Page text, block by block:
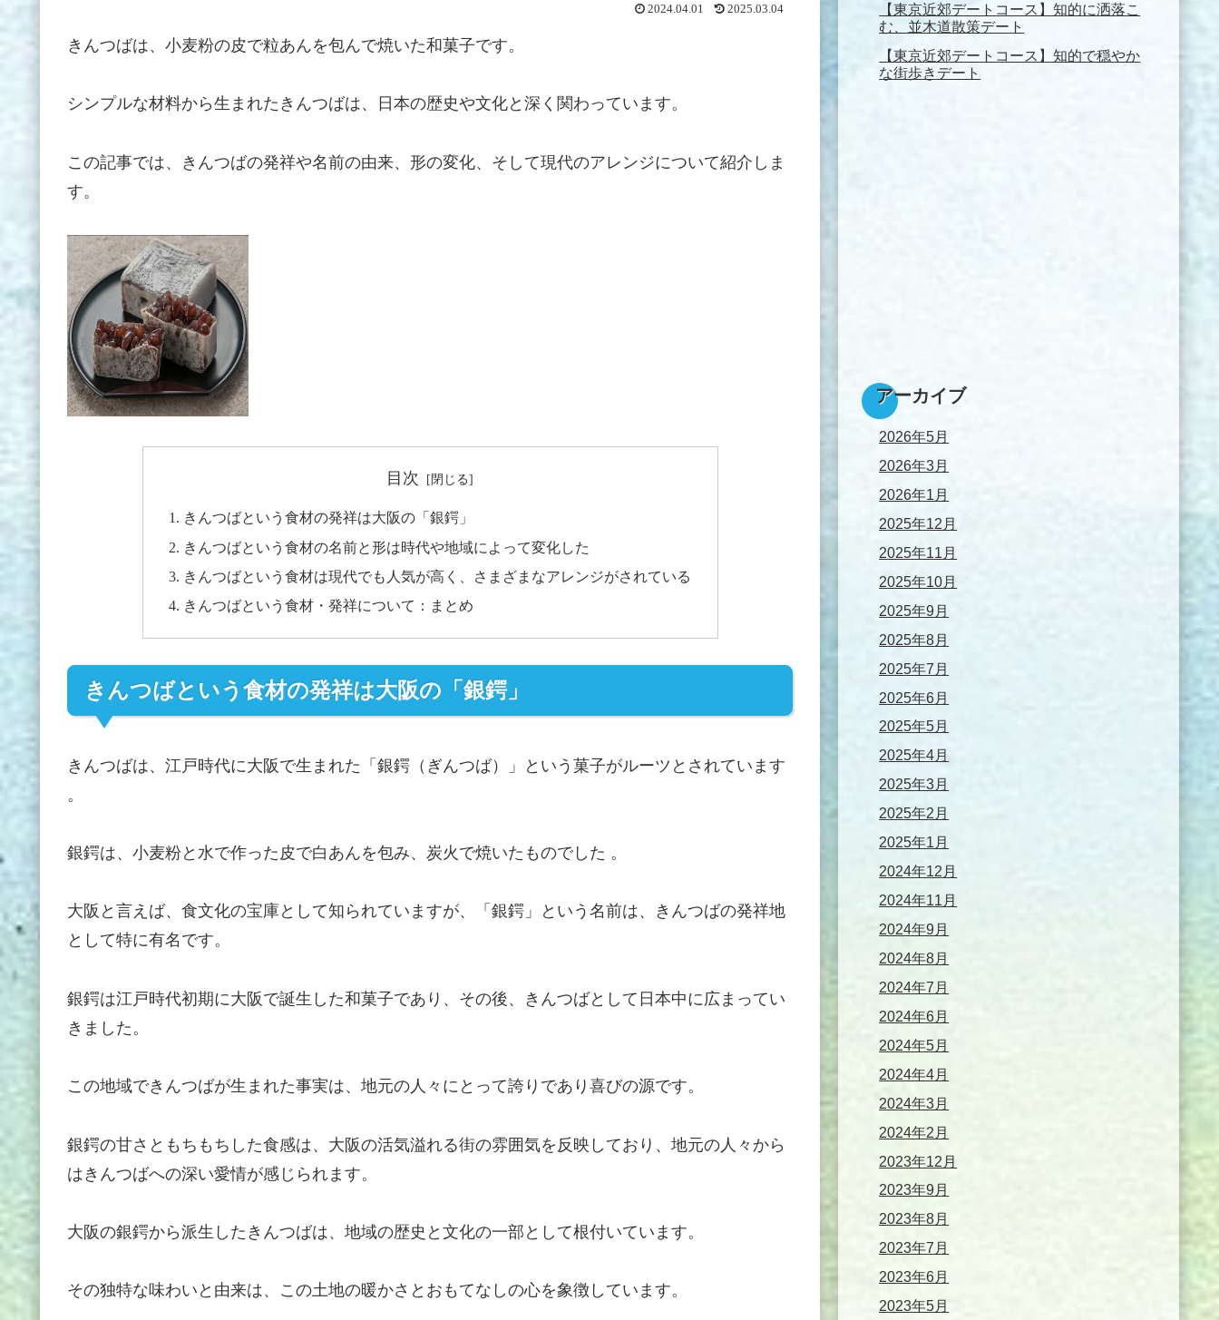
2024.04.01 2025.03.04
きんつばは、小麦粉の皮で粒あんを包んで焼いた和菓子です。
シンプルな材料から生まれたきんつばは、日本の歴史や文化と深く関わっています。
この記事では、きんつばの発祥や名前の由来、形の変化、そして現代のアレンジについて紹介しま
す。
目次
きんつばという食材の発祥は大阪の「銀鍔」
きんつばという食材の名前と形は時代や地域によって変化した
きんつばという食材は現代でも人気が高く、さまざまなアレンジがされている
きんつばという食材・発祥について：まとめ
きんつばという食材の発祥は大阪の「銀鍔」
きんつばは、江戸時代に大阪で生まれた「銀鍔（ぎんつば）」という菓子がルーツとされています
。
銀鍔は、小麦粉と水で作った皮で白あんを包み、炭火で焼いたものでした 。
大阪と言えば、食文化の宝庫として知られていますが、「銀鍔」という名前は、きんつばの発祥地
として特に有名です。
銀鍔は江戸時代初期に大阪で誕生した和菓子であり、その後、きんつばとして日本中に広まってい
きました。
この地域できんつばが生まれた事実は、地元の人々にとって誇りであり喜びの源です。
銀鍔の甘さともちもちした食感は、大阪の活気溢れる街の雰囲気を反映しており、地元の人々から
はきんつばへの深い愛情が感じられます。
大阪の銀鍔から派生したきんつばは、地域の歴史と文化の一部として根付いています。
その独特な味わいと由来は、この土地の暖かさとおもてなしの心を象徴しています。
【東京近郊デートコース】知的に洒落こ
む、並木道散策デート
【東京近郊デートコース】知的で穏やか
な街歩きデート
アーカイブ
2026年5月
2026年3月
2026年1月
2025年12月
2025年11月
2025年10月
2025年9月
2025年8月
2025年7月
2025年6月
2025年5月
2025年4月
2025年3月
2025年2月
2025年1月
2024年12月
2024年11月
2024年9月
2024年8月
2024年7月
2024年6月
2024年5月
2024年4月
2024年3月
2024年2月
2023年12月
2023年9月
2023年8月
2023年7月
2023年6月
2023年5月